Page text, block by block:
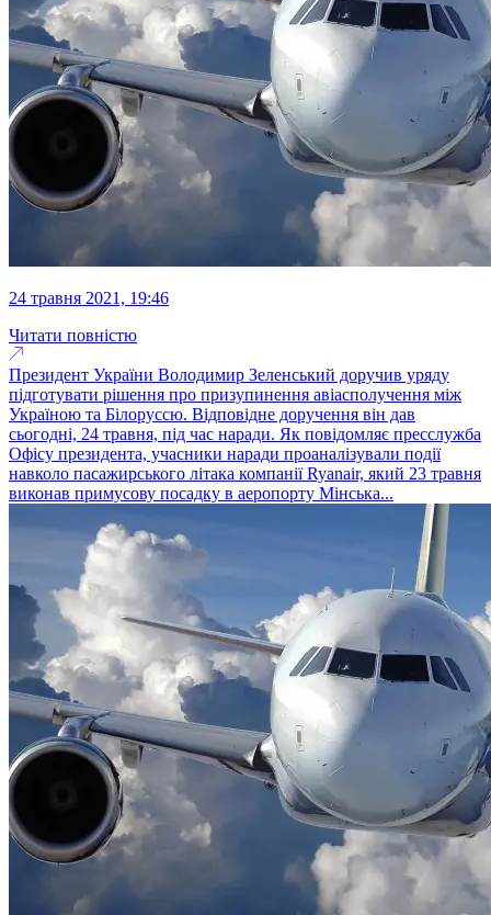
24 травня 2021, 19:46
Читати повністю
Президент України Володимир Зеленський доручив уряду
підготувати рішення про призупинення авіасполучення між
Україною та Білоруссю. Відповідне доручення він дав
сьогодні, 24 травня, під час наради. Як повідомляє пресслужба
Офісу президента, учасники наради проаналізували події
навколо пасажирського літака компанії Ryanair, який 23 травня
виконав примусову посадку в аеропорту Мінська...